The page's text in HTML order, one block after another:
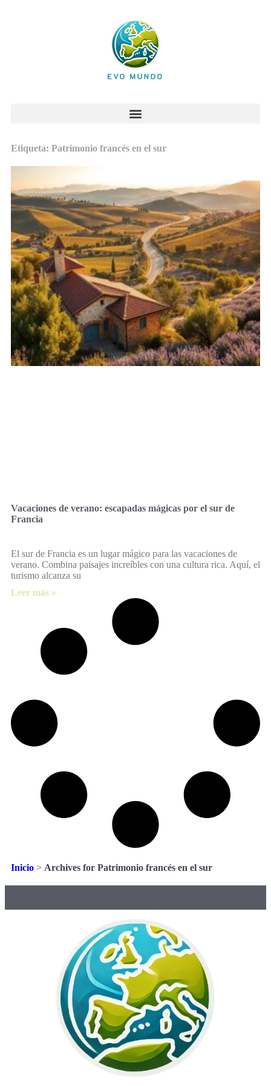
Etiqueta: Patrimonio francés en el sur
Vacaciones de verano: escapadas mágicas por el sur de
Francia
El sur de Francia es un lugar mágico para las vacaciones de
verano. Combina paisajes increíbles con una cultura rica. Aquí, el
turismo alcanza su
Leer más »
Inicio > Archives for Patrimonio francés en el sur